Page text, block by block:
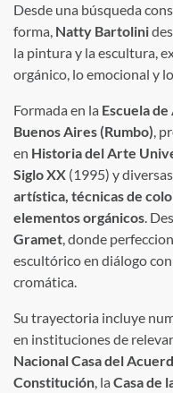
Desde una búsqueda
forma, Natty Bartolini
la pintura y la escultura,
orgánico, lo emocional y
Formada en la Escuela
Buenos Aires (Rumbo),
en Historia del Arte
Siglo XX (1995) y
artística, técnicas de
elementos orgánicos.
Gramet, donde
escultórico en diálogo
cromática.
Su trayectoria incluye
en instituciones de
Nacional Casa del
Constitución, la Casa de